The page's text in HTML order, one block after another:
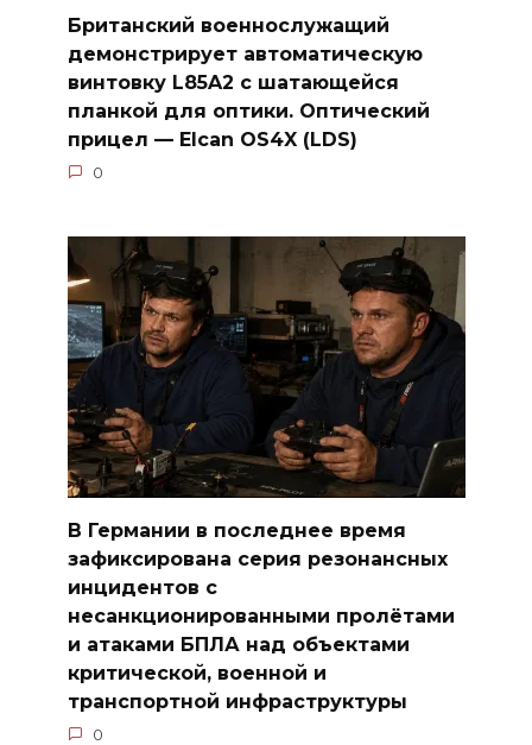
Британский военнослужащий
демонстрирует автоматическую
винтовку L85A2 с шатающейся
планкой для оптики. Оптический
прицел — Elcan OS4X (LDS)
0
В Германии в последнее время
зафиксирована серия резонансных
инцидентов с
несанкционированными пролётами
и атаками БПЛА над объектами
критической, военной и
транспортной инфраструктуры
0